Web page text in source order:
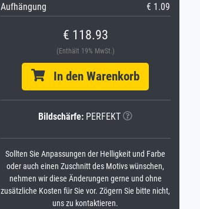
Aufhängung
€ 1.09
€ 118.93
(Enthält 19% MwSt.)
In den Warenkorb
Bildschärfe: PERFEKT
Sollten Sie Anpassungen der Helligkeit und Farbe
oder auch einen Zuschnitt des Motivs wünschen,
nehmen wir diese Änderungen gerne und ohne
zusätzliche Kosten für Sie vor. Zögern Sie bitte nicht,
uns zu kontaktieren.